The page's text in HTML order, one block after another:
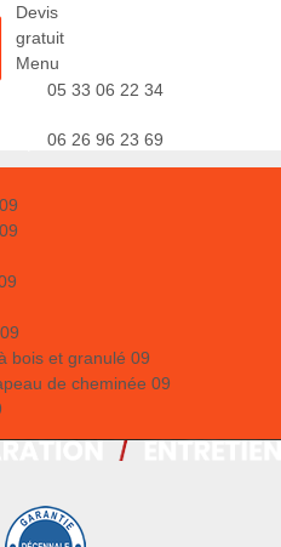
Devis
gratuit
Menu
05 33 06 22 34
06 26 96 23 69
bois et granulé 09
de cheminée 09